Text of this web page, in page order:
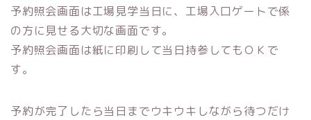
予約照会画面は工場見学当日に、工場入口ゲートで係
の方に見せる大切な画面です。
予約照会画面は紙に印刷して当日持参してもＯＫで
す。
予約が完了したら当日までウキウキしながら待つだけ